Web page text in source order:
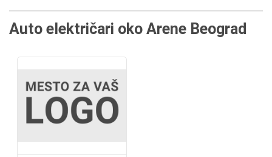
Auto električari oko Arene Beograd